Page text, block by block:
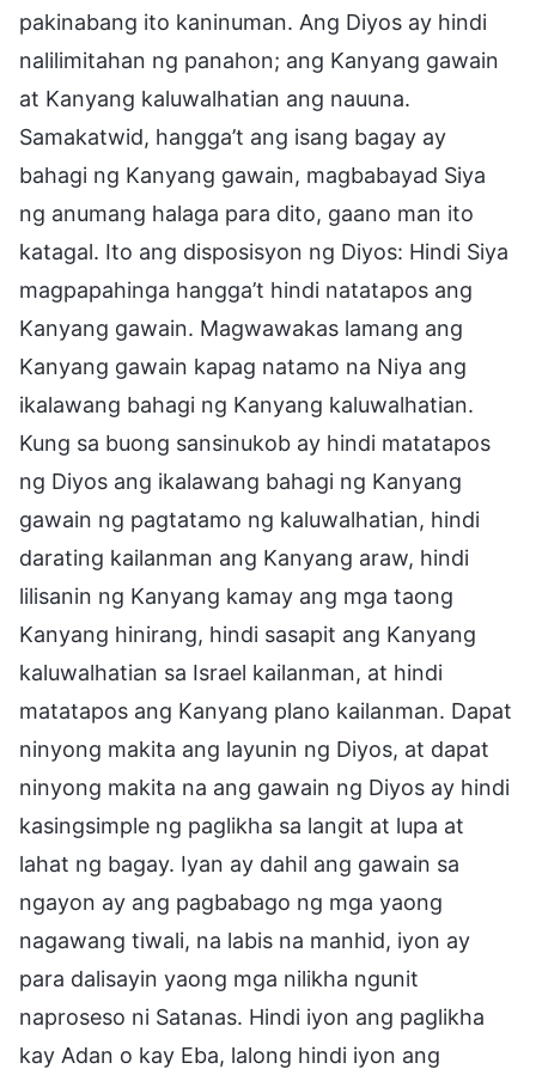
pakinabang ito kaninuman. Ang Diyos ay hindi
nalilimitahan ng panahon; ang Kanyang gawain
at Kanyang kaluwalhatian ang nauuna.
Samakatwid, hangga’t ang isang bagay ay
bahagi ng Kanyang gawain, magbabayad Siya
ng anumang halaga para dito, gaano man ito
katagal. Ito ang disposisyon ng Diyos: Hindi Siya
magpapahinga hangga’t hindi natatapos ang
Kanyang gawain. Magwawakas lamang ang
Kanyang gawain kapag natamo na Niya ang
ikalawang bahagi ng Kanyang kaluwalhatian.
Kung sa buong sansinukob ay hindi matatapos
ng Diyos ang ikalawang bahagi ng Kanyang
gawain ng pagtatamo ng kaluwalhatian, hindi
darating kailanman ang Kanyang araw, hindi
lilisanin ng Kanyang kamay ang mga taong
Kanyang hinirang, hindi sasapit ang Kanyang
kaluwalhatian sa Israel kailanman, at hindi
matatapos ang Kanyang plano kailanman. Dapat
ninyong makita ang layunin ng Diyos, at dapat
ninyong makita na ang gawain ng Diyos ay hindi
kasingsimple ng paglikha sa langit at lupa at
lahat ng bagay. Iyan ay dahil ang gawain sa
ngayon ay ang pagbabago ng mga yaong
nagawang tiwali, na labis na manhid, iyon ay
para dalisayin yaong mga nilikha ngunit
naproseso ni Satanas. Hindi iyon ang paglikha
kay Adan o kay Eba, lalong hindi iyon ang